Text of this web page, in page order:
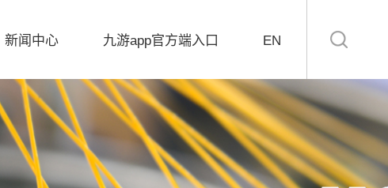
新闻中心 九游app官方端入口 EN